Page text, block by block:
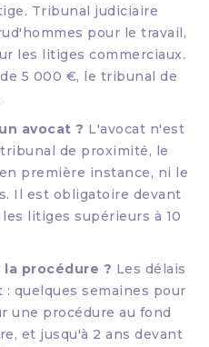
Tribunal judiciaire
pour le travail,
les litiges commerciaux.
5 000 €, le tribunal de
avocat ? L'avocat n'est
de proximité, le
première instance, ni le
Il est obligatoire devant
litiges supérieurs à 10
procédure ? Les délais
quelques semaines pour
une procédure au fond
et jusqu'à 2 ans devant